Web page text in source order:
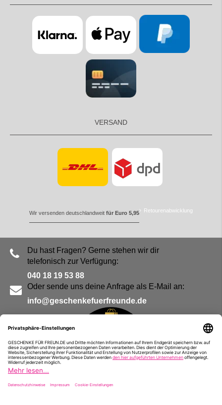
VERSAND
Wir versenden deutschlandweit für Euro 5,95 Retourenabwicklung
Du hast Fragen? Gerne stehen wir dir
telefonisch zur Verfügung:
040 18 19 53 88
Oder sende uns deine Anfrage als E-Mail an:
info@geschenkefuerfreunde.de